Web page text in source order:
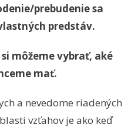
prebudenie sa
predstáv.
môžeme vybrať, aké
mať.
a nevedome riadených
vzťahov je ako keď